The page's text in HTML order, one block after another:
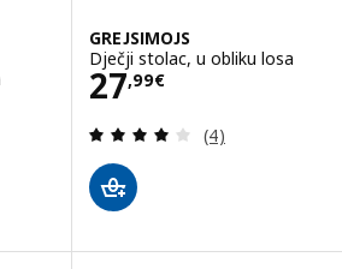
od 5 zvjezdica. Ukupno recenzija:
GREJSIMOJS
Dječji stolac, u obliku losa
27,99€
Cijena 27,99€
Revizija: 4 od
(4)